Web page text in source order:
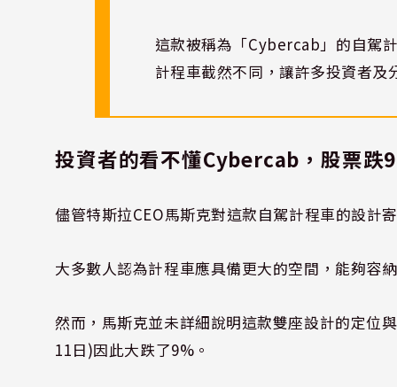
這款被稱為「Cybercab」的自駕
計程車截然不同，讓許多投資者及
投資者的看不懂Cybercab，股票跌
儘管特斯拉CEO馬斯克對這款自駕計程車的設計
大多數人認為計程車應具備更大的空間，能夠容
然而，馬斯克並未詳細說明這款雙座設計的定位
11日)因此大跌了9%。